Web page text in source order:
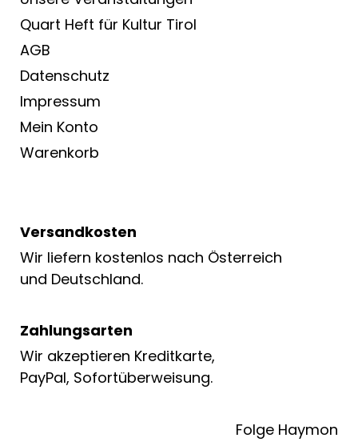
Quart Heft für Kultur Tirol
AGB
Datenschutz
Impressum
Mein Konto
Warenkorb
Versandkosten
Wir liefern kostenlos nach Österreich
und Deutschland.
Zahlungsarten
Wir akzeptieren Kreditkarte,
PayPal, Sofortüberweisung.
Folge Haymon